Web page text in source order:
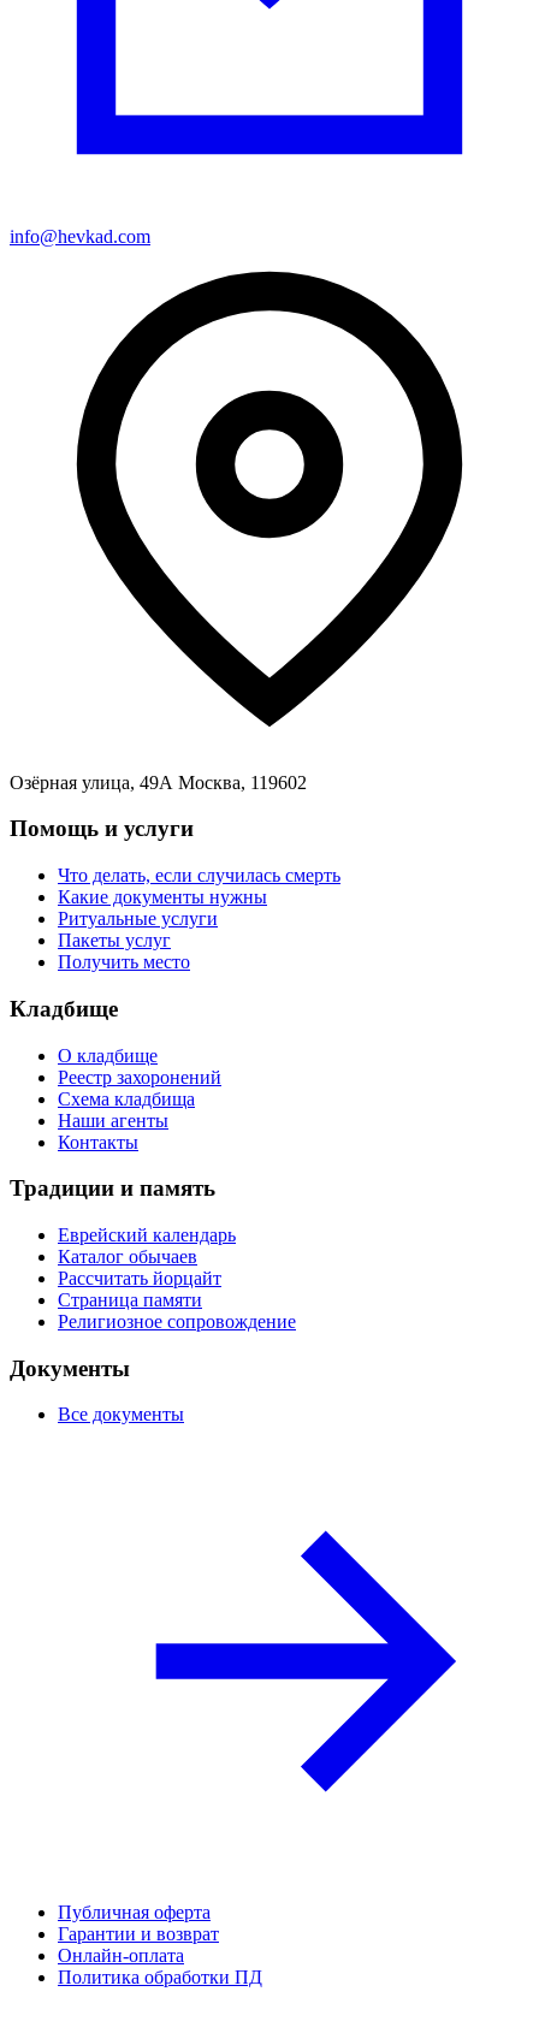
info@hevkad.com
Озёрная улица, 49А Москва, 119602
Помощь и услуги
Что делать, если случилась смерть
Какие документы нужны
Ритуальные услуги
Пакеты услуг
Получить место
Кладбище
О кладбище
Реестр захоронений
Схема кладбища
Наши агенты
Контакты
Традиции и память
Еврейский календарь
Каталог обычаев
Рассчитать йорцайт
Страница памяти
Религиозное сопровождение
Документы
Все документы
Публичная оферта
Гарантии и возврат
Онлайн-оплата
Политика обработки ПД